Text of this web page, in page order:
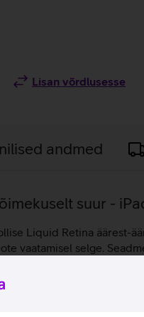
Lisan võrdlusesse
andmed
suur -
Liquid Retina äärest-
vaatamisel selge.
puutepliiats kinnitub
Mini töötab iPad OS 15